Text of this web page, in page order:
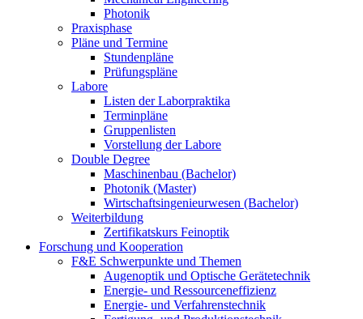
Photonik
Praxisphase
Pläne und Termine
Stundenpläne
Prüfungspläne
Labore
Listen der Laborpraktika
Terminpläne
Gruppenlisten
Vorstellung der Labore
Double Degree
Maschinenbau (Bachelor)
Photonik (Master)
Wirtschaftsingenieurwesen (Bachelor)
Weiterbildung
Zertifikatskurs Feinoptik
Forschung und Kooperation
F&E Schwerpunkte und Themen
Augenoptik und Optische Gerätetechnik
Energie- und Ressourceneffizienz
Energie- und Verfahrenstechnik